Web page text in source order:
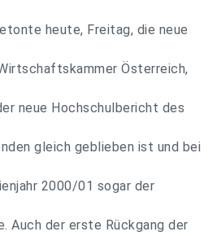
heute, Freitag, die neue
Österreich,
neue Hochschulbericht des
gleich geblieben ist und bei
2000/01 sogar der
Auch der erste Rückgang der